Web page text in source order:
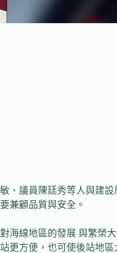
議員陳廷秀等人與建設
兼顧品質與安全。
線地區的發展 與繁榮
更方便，也可使後站地區